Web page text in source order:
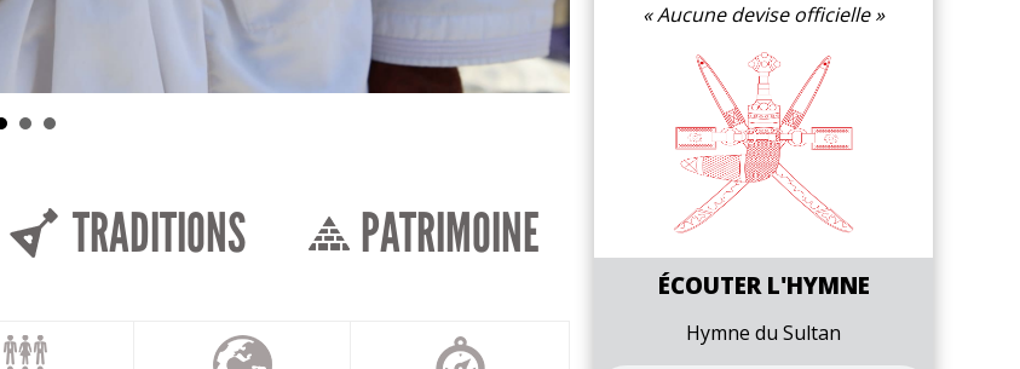
TRADITIONS PATRIMOINE
Aucune devise officielle
ÉCOUTER L'HYMNE
Hymne du Sultan